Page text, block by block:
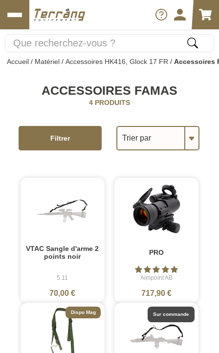
Accueil / Matériel / Accessoires HK416, Glock 17 FR / Accessoires
ACCESSOIRES FAMAS
4 PRODUITS
Trier par
Filtrer
VTAC Sangle d'arme 2
points noir
5.11
70,00 €
PRO
Aimpoint AB
717,90 €
Dispo Mag Sur commande